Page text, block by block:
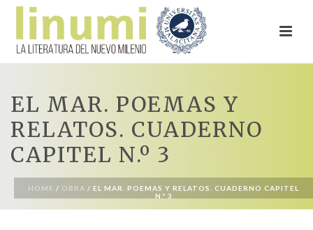
EL MAR. POEMAS Y
RELATOS. CUADERNO
CAPITEL N.º 3
HOME / OBRA / EL MAR. POEMAS Y RELATOS. CUADERNO CAPITEL
N.º 3